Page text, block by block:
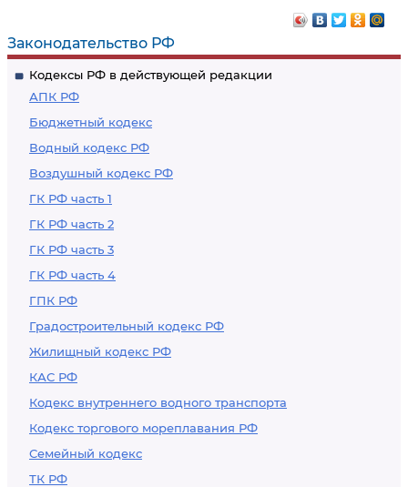
Законодательство РФ
Кодексы РФ в действующей редакции
АПК РФ
Бюджетный кодекс
Водный кодекс РФ
Воздушный кодекс РФ
ГК РФ часть 1
ГК РФ часть 2
ГК РФ часть 3
ГК РФ часть 4
ГПК РФ
Градостроительный кодекс РФ
Жилищный кодекс РФ
КАС РФ
Кодекс внутреннего водного транспорта
Кодекс торгового мореплавания РФ
Семейный кодекс
ТК РФ